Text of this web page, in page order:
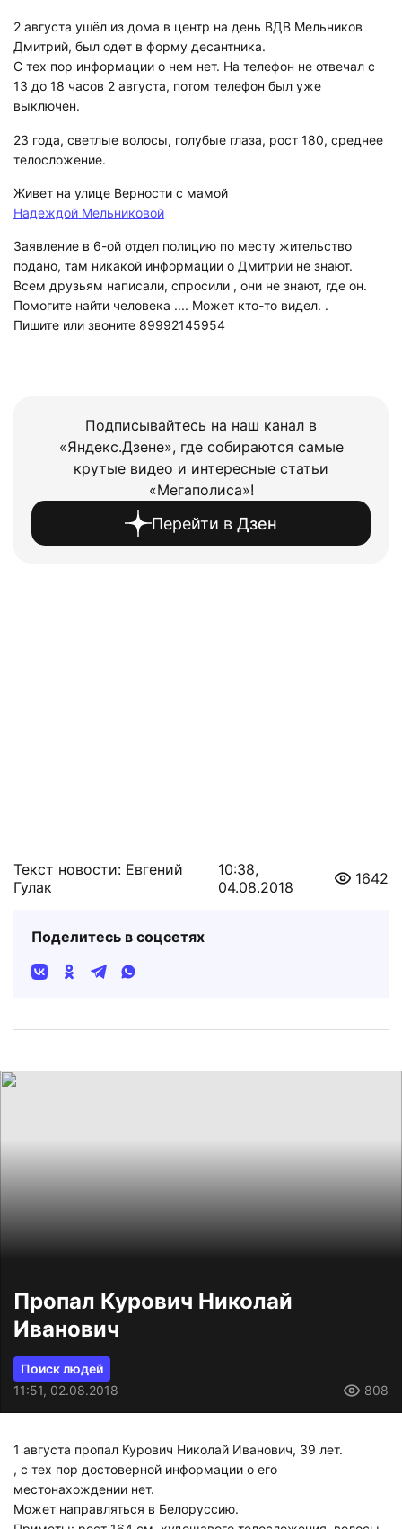
2 августа ушёл из дома в центр на день ВДВ Мельников
Дмитрий, был одет в форму десантника.
С тех пор информации о нем нет. На телефон не отвечал с
13 до 18 часов 2 августа, потом телефон был уже
выключен.
23 года, светлые волосы, голубые глаза, рост 180, среднее
телосложение.
Живет на улице Верности с мамой
Надеждой Мельниковой
Заявление в 6-ой отдел полицию по месту жительство
подано, там никакой информации о Дмитрии не знают.
Всем друзьям написали, спросили , они не знают, где он.
Помогите найти человека .... Может кто-то видел. .
Пишите или звоните 89992145954
Подписывайтесь на наш канал в
«Яндекс.Дзене», где собираются самые
крутые видео и интересные статьи
«Мегаполиса»!
Перейти в Дзен
Текст новости: Евгений
Гулак
10:38,
04.08.2018
1642
Поделитесь в соцсетях
Пропал Курович Николай
Иванович
Поиск людей
11:51, 02.08.2018
808
1 августа пропал Курович Николай Иванович, 39 лет.
, с тех пор достоверной информации о его
местонахождении нет.
Может направляться в Белоруссию.